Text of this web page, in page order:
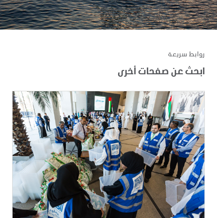
روابط سريعة
ابحث عن صفحات أخرى